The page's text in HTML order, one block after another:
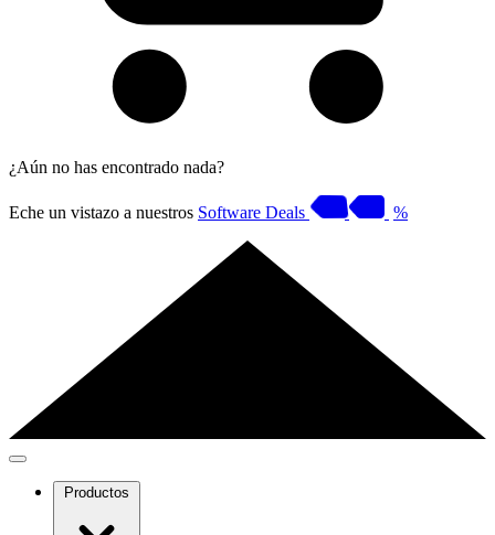
¿Aún no has encontrado nada?
Eche un vistazo a nuestros Software Deals %
Productos